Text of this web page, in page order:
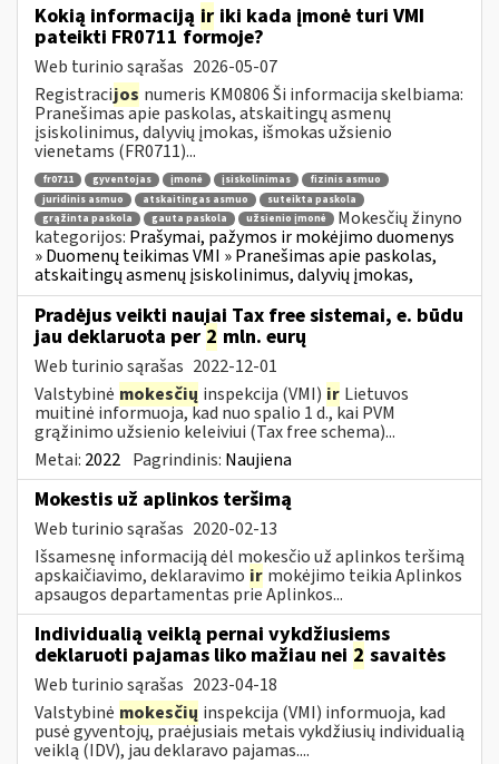
Kokią informaciją ir iki kada įmonė turi VMI
pateikti FR0711 formoje?
Web turinio sąrašas 2026-05-07
Registracijos numeris KM0806 Ši informacija skelbiama:
Pranešimas apie paskolas, atskaitingų asmenų
įsiskolinimus, dalyvių įmokas, išmokas užsienio
vienetams (FR0711)...
fr0711 gyventojas įmonė įsiskolinimas
fizinis asmuo
juridinis asmuo
atskaitingas asmuo
suteikta paskola
grąžinta paskola
gauta paskola užsienio įmonė
Mokesčių žinyno
kategorijos: Prašymai, pažymos ir mokėjimo duomenys
» Duomenų teikimas VMI » Pranešimas apie paskolas,
atskaitingų asmenų įsiskolinimus, dalyvių įmokas,
Pradėjus veikti naujai Tax free sistemai, e. būdu
jau deklaruota per 2 mln. eurų
Web turinio sąrašas 2022-12-01
Valstybinė mokesčių inspekcija (VMI) ir Lietuvos
muitinė informuoja, kad nuo spalio 1 d., kai PVM
grąžinimo užsienio keleiviui (Tax free schema)...
Metai: 2022 Pagrindinis: Naujiena
Mokestis už aplinkos teršimą
Web turinio sąrašas 2020-02-13
Išsamesnę informaciją dėl mokesčio už aplinkos teršimą
apskaičiavimo, deklaravimo ir mokėjimo teikia Aplinkos
apsaugos departamentas prie Aplinkos...
Individualią veiklą pernai vykdžiusiems
deklaruoti pajamas liko mažiau nei 2 savaitės
Web turinio sąrašas 2023-04-18
Valstybinė mokesčių inspekcija (VMI) informuoja, kad
pusė gyventojų, praėjusiais metais vykdžiusių individualią
veiklą (IDV), jau deklaravo pajamas....